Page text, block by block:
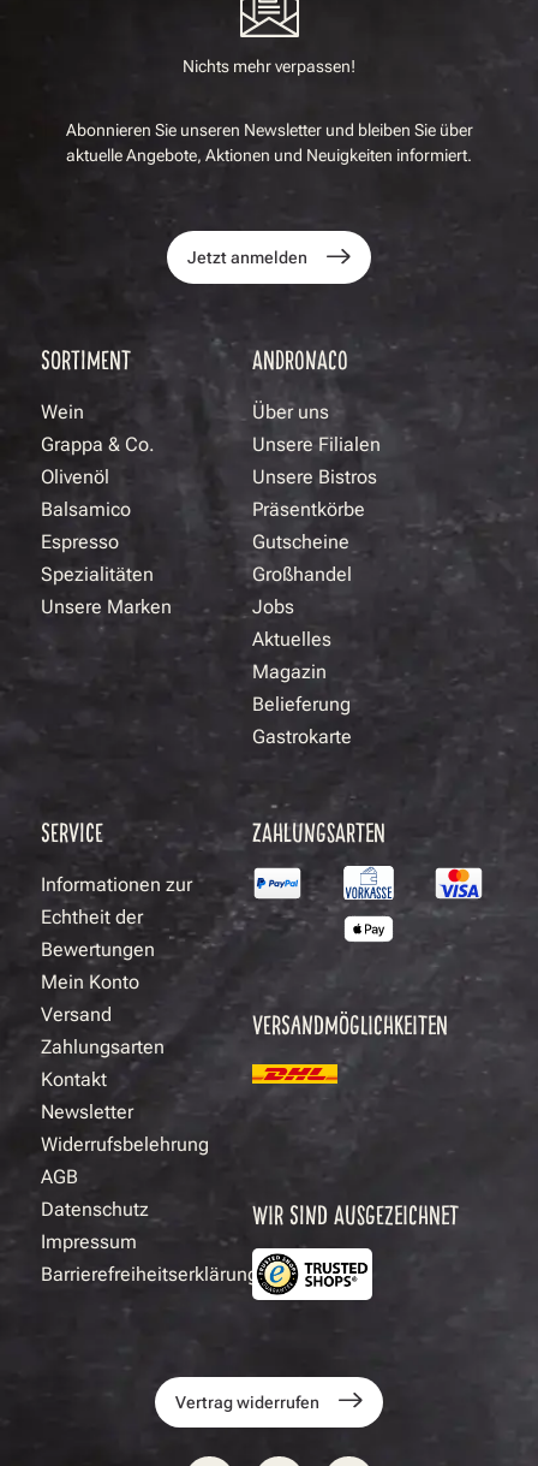
Nichts mehr verpassen!
Abonnieren Sie unseren Newsletter und bleiben Sie über
aktuelle Angebote, Aktionen und Neuigkeiten informiert.
Jetzt anmelden
SORTIMENT
Wein
Grappa & Co.
Olivenöl
Balsamico
Espresso
Spezialitäten
Unsere Marken
ANDRONACO
Über uns
Unsere Filialen
Unsere Bistros
Präsentkörbe
Gutscheine
Großhandel
Jobs
Aktuelles
Magazin
Belieferung
Gastrokarte
SERVICE
Informationen zur
Echtheit der
Bewertungen
Mein Konto
Versand
Zahlungsarten
Kontakt
Newsletter
Widerrufsbelehrung
AGB
Datenschutz
Impressum
Barrierefreiheitserklärung
ZAHLUNGSARTEN
VERSANDMÖGLICHKEITEN
WIR SIND AUSGEZEICHNET
Vertrag widerrufen